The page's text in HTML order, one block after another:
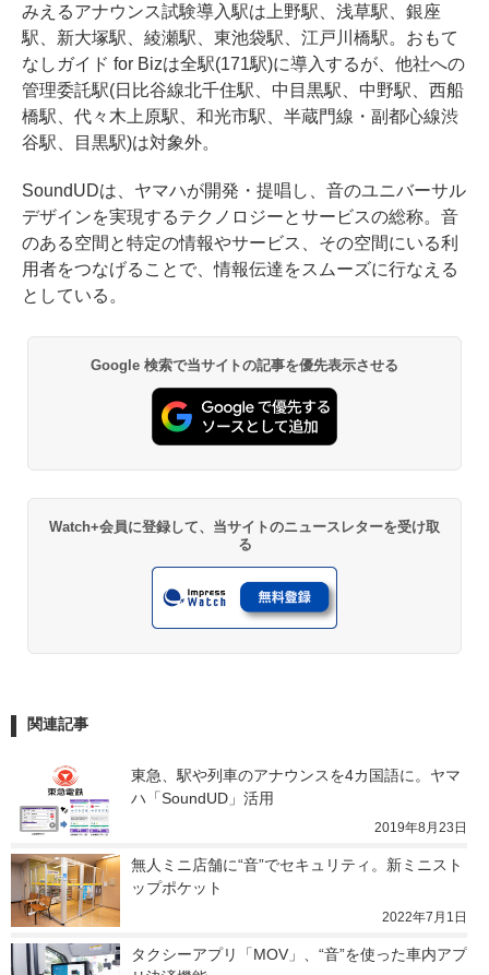
みえるアナウンス試験導入駅は上野駅、浅草駅、銀座
駅、新大塚駅、綾瀬駅、東池袋駅、江戸川橋駅。おもて
なしガイド for Bizは全駅(171駅)に導入するが、他社への
管理委託駅(日比谷線北千住駅、中目黒駅、中野駅、西船
橋駅、代々木上原駅、和光市駅、半蔵門線・副都心線渋
谷駅、目黒駅)は対象外。
SoundUDは、ヤマハが開発・提唱し、音のユニバーサル
デザインを実現するテクノロジーとサービスの総称。音
のある空間と特定の情報やサービス、その空間にいる利
用者をつなげることで、情報伝達をスムーズに行なえる
としている。
Google 検索で当サイトの記事を優先表示させる
Watch+会員に登録して、当サイトのニュースレターを受け取
る
関連記事
東急、駅や列車のアナウンスを4カ国語に。ヤマ
ハ「SoundUD」活用
2019年8月23日
無人ミニ店舗に“音”でセキュリティ。新ミニスト
ップポケット
2022年7月1日
タクシーアプリ「MOV」、“音”を使った車内アプ